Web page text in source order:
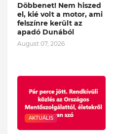
Döbbenet! Nem hiszed
el, kié volt a motor, ami
felszínre került az
apadó Dunából
August 07, 2026
AKTUÁLIS